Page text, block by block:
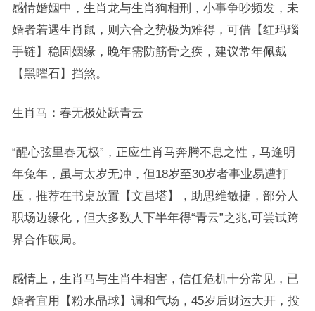
感情婚姻中，生肖龙与生肖狗相刑，小事争吵频发，未
婚者若遇生肖鼠，则六合之势极为难得，可借【红玛瑙
手链】稳固姻缘，晚年需防筋骨之疾，建议常年佩戴
【黑曜石】挡煞。
生肖马：春无极处跃青云
“醒心弦里春无极”，正应生肖马奔腾不息之性，马逢明
年兔年，虽与太岁无冲，但18岁至30岁者事业易遭打
压，推荐在书桌放置【文昌塔】，助思维敏捷，部分人
职场边缘化，但大多数人下半年得“青云”之兆,可尝试跨
界合作破局。
感情上，生肖马与生肖牛相害，信任危机十分常见，已
婚者宜用【粉水晶球】调和气场，45岁后财运大开，投